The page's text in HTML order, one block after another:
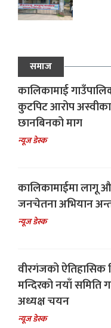
समाज
कालिकामाई
कुटपिट आरोप
छानबिनको माग
न्यूज डेस्क
कालिकामाईमा लागू
जनचेतना अभियान
न्यूज डेस्क
वीरगंजको ऐतिहासिक
मन्दिरको नयाँ
अध्यक्ष चयन
न्यूज डेस्क